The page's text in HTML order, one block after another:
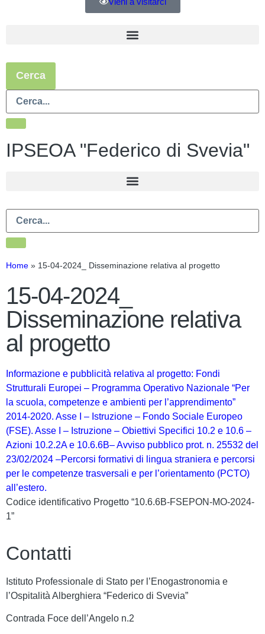
Cerca
IPSEOA "Federico di Svevia"
Home » 15-04-2024_ Disseminazione relativa al progetto
15-04-2024_
Disseminazione relativa
al progetto
Informazione e pubblicità relativa al progetto: Fondi
Strutturali Europei – Programma Operativo Nazionale “Per
la scuola, competenze e ambienti per l’apprendimento”
2014-2020. Asse I – Istruzione – Fondo Sociale Europeo
(FSE). Asse I – Istruzione – Obiettivi Specifici 10.2 e 10.6 –
Azioni 10.2.2A e 10.6.6B– Avviso pubblico prot. n. 25532 del
23/02/2024 –Percorsi formativi di lingua straniera e percorsi
per le competenze trasversali e per l’orientamento (PCTO)
all’estero.
Codice identificativo Progetto “10.6.6B-FSEPON-MO-2024-
1”
Contatti
Istituto Professionale di Stato per l’Enogastronomia e
l’Ospitalità Alberghiera “Federico di Svevia”
Contrada Foce dell’Angelo n.2